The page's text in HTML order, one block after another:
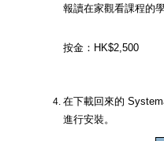
報讀在家觀看課程的
按金：HK$2,500
在下載回來的
進行安裝。